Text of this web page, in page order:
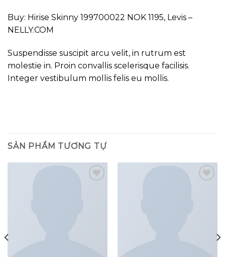
Buy: Hirise Skinny 199700022 NOK 1195, Levis –
NELLY.COM
Suspendisse suscipit arcu velit, in rutrum est
molestie in. Proin convallis scelerisque facilisis.
Integer vestibulum mollis felis eu mollis.
SẢN PHẨM TƯƠNG TỰ